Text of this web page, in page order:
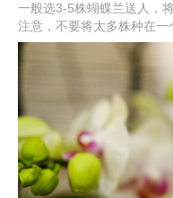
一般选3-5株蝴蝶兰送人，
注意，不要将太多株种在
太密会导致株型拥挤，不
蝶兰的花语是幸福向你飞
的祝福，祝愿对方往后的生